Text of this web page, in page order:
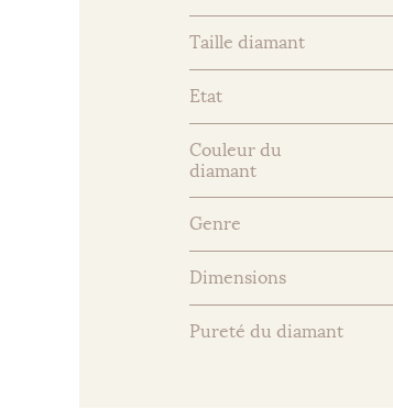
Taille diamant
Etat
Couleur du
diamant
Genre
Dimensions
Pureté du diamant